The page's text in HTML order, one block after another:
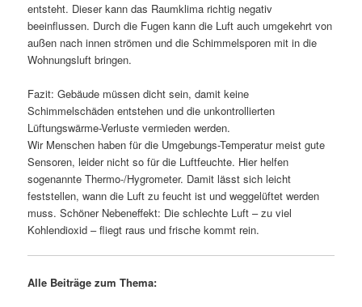
entsteht. Dieser kann das Raumklima richtig negativ
beeinflussen. Durch die Fugen kann die Luft auch umgekehrt von
außen nach innen strömen und die Schimmelsporen mit in die
Wohnungsluft bringen.
Fazit: Gebäude müssen dicht sein, damit keine
Schimmelschäden entstehen und die unkontrollierten
Lüftungswärme-Verluste vermieden werden.
Wir Menschen haben für die Umgebungs-Temperatur meist gute
Sensoren, leider nicht so für die Luftfeuchte. Hier helfen
sogenannte Thermo-/Hygrometer. Damit lässt sich leicht
feststellen, wann die Luft zu feucht ist und weggelüftet werden
muss. Schöner Nebeneffekt: Die schlechte Luft – zu viel
Kohlendioxid – fliegt raus und frische kommt rein.
Alle Beiträge zum Thema: